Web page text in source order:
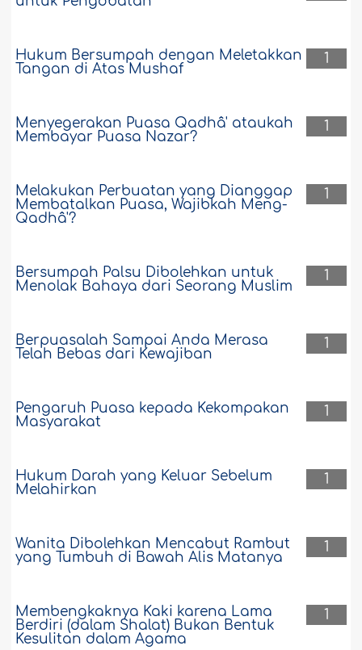
1
Hukum Bersumpah dengan Meletakkan
Tangan di Atas Mushaf
1
Menyegerakan Puasa Qadhâ' ataukah
Membayar Puasa Nazar?
1
Melakukan Perbuatan yang Dianggap
Membatalkan Puasa, Wajibkah Meng-
Qadhâ'?
1
Bersumpah Palsu Dibolehkan untuk
Menolak Bahaya dari Seorang Muslim
1
Berpuasalah Sampai Anda Merasa
Telah Bebas dari Kewajiban
1
Pengaruh Puasa kepada Kekompakan
Masyarakat
1
Hukum Darah yang Keluar Sebelum
Melahirkan
1
Wanita Dibolehkan Mencabut Rambut
yang Tumbuh di Bawah Alis Matanya
1
Membengkaknya Kaki karena Lama
Berdiri (dalam Shalat) Bukan Bentuk
Kesulitan dalam Agama